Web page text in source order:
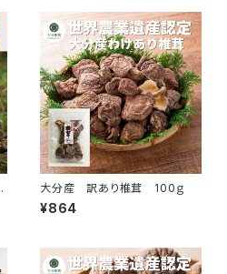
大分産 訳あり椎茸 100ｇ
¥864